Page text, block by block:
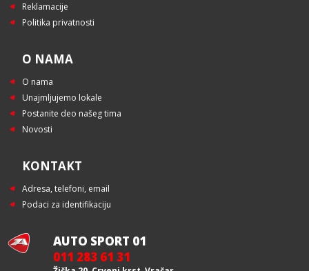
Reklamacije
Politika privatnosti
O NAMA
O nama
Unajmljujemo lokale
Postanite deo našeg tima
Novosti
KONTAKT
Adresa, telefoni, email
Podaci za identifikaciju
AUTO SPORT 01
011 283 61 31